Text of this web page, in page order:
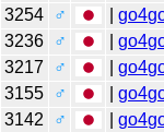
3254 ♂ |
3236 ♂ |
3217 ♂ |
3155 ♂ |
3142 ♂ |